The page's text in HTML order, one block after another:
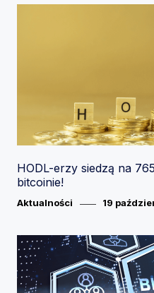
HODL-erzy siedzą na
bitcoinie!
Category
Aktualności
Posted
19